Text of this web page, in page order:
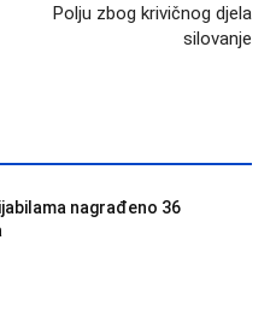
Polju zbog krivičnog djela
silovanje
nagrađeno 36